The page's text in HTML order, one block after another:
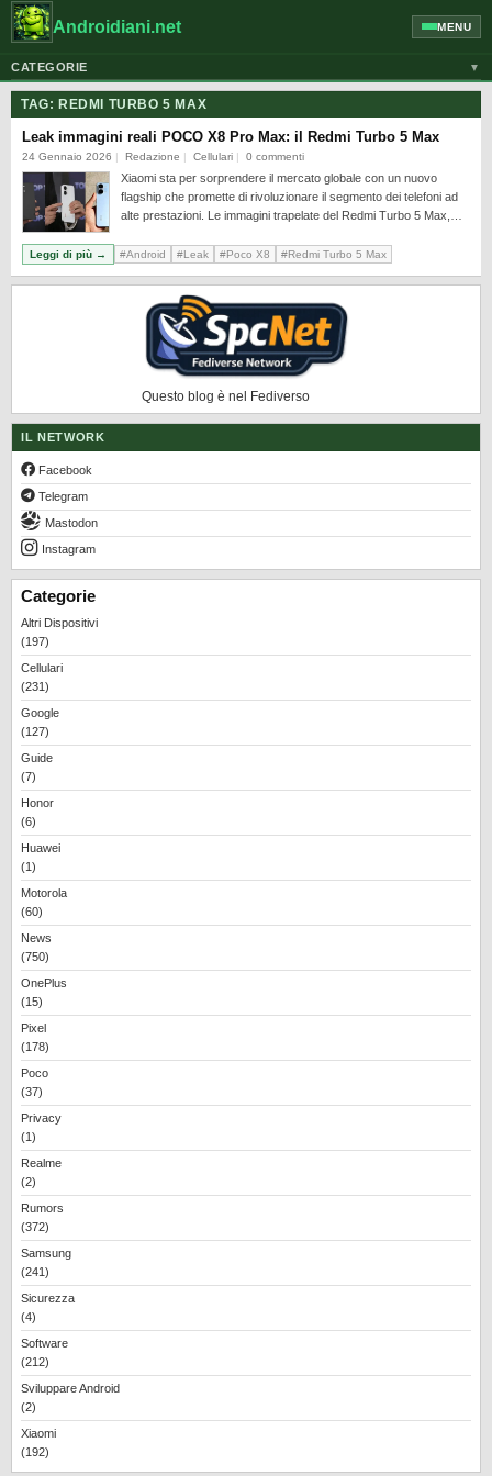
Androidiani.net MENU
CATEGORIE ▼
ALTRI DISPOSITIVI
CELLULARI
GOOGLE
GUIDE
HONOR
HUAWEI
POCO
PRIVACY
REALME
RUMORS
SAMSUNG
SICUREZZA
SOFTWARE
SVILUPPARE ANDROID
XIAOMI
TAG: REDMI TURBO 5 MAX
Leak immagini reali POCO X8 Pro Max: il Redmi Turbo 5 Max
24 Gennaio 2026 Redazione Cellulari 0 commenti
Xiaomi sta per sorprendere il mercato globale con un nuovo
flagship che promette di rivoluzionare il segmento dei telefoni ad
alte prestazioni. Le immagini trapelate del Redmi Turbo 5 Max,…
Leggi di più → #Android #Leak #Poco X8 #Redmi Turbo 5 Max
Questo blog è nel Fediverso
IL NETWORK
Facebook
Telegram
Mastodon
Instagram
Categorie
Altri Dispositivi
(197)
Cellulari
(231)
Google
(127)
Guide
(7)
Honor
(6)
Huawei
(1)
Motorola
(60)
News
(750)
OnePlus
(15)
Pixel
(178)
Poco
(37)
Privacy
(1)
Realme
(2)
Rumors
(372)
Samsung
(241)
Sicurezza
(4)
Software
(212)
Sviluppare Android
(2)
Xiaomi
(192)